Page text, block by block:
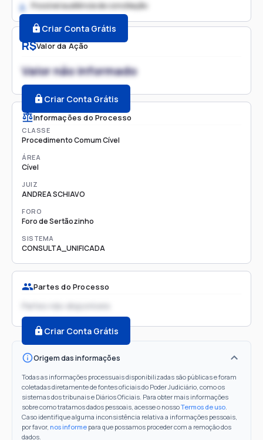
R$Valor da Ação
Valor não informado
Criar Conta Grátis
Informações do Processo
CLASSE
Procedimento Comum Cível
ÁREA
Cível
JUIZ
ANDREA SCHIAVO
FORO
Foro de Sertãozinho
SISTEMA
CONSULTA_UNIFICADA
Partes do Processo
Partes não disponíveis
Criar Conta Grátis
Origem das informações
Todas as informações processuais disponibilizadas são públicas e foram
coletadas diretamente de fontes oficiais do Poder Judiciário, como os
sistemas dos tribunais e Diários Oficiais. Para obter mais informações
sobre como tratamos dados pessoais, acesse o nossoTermos de uso.
Caso identifique alguma inconsistência relativa a informações pessoais,
por favor, nos informe para que possamos proceder com a remoção dos
dados.
2. Possível audiência de conciliação
Criar Conta Grátis